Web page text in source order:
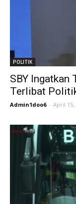
POLITIK
SBY
Terlibat
Admin1doo6 - April 15,